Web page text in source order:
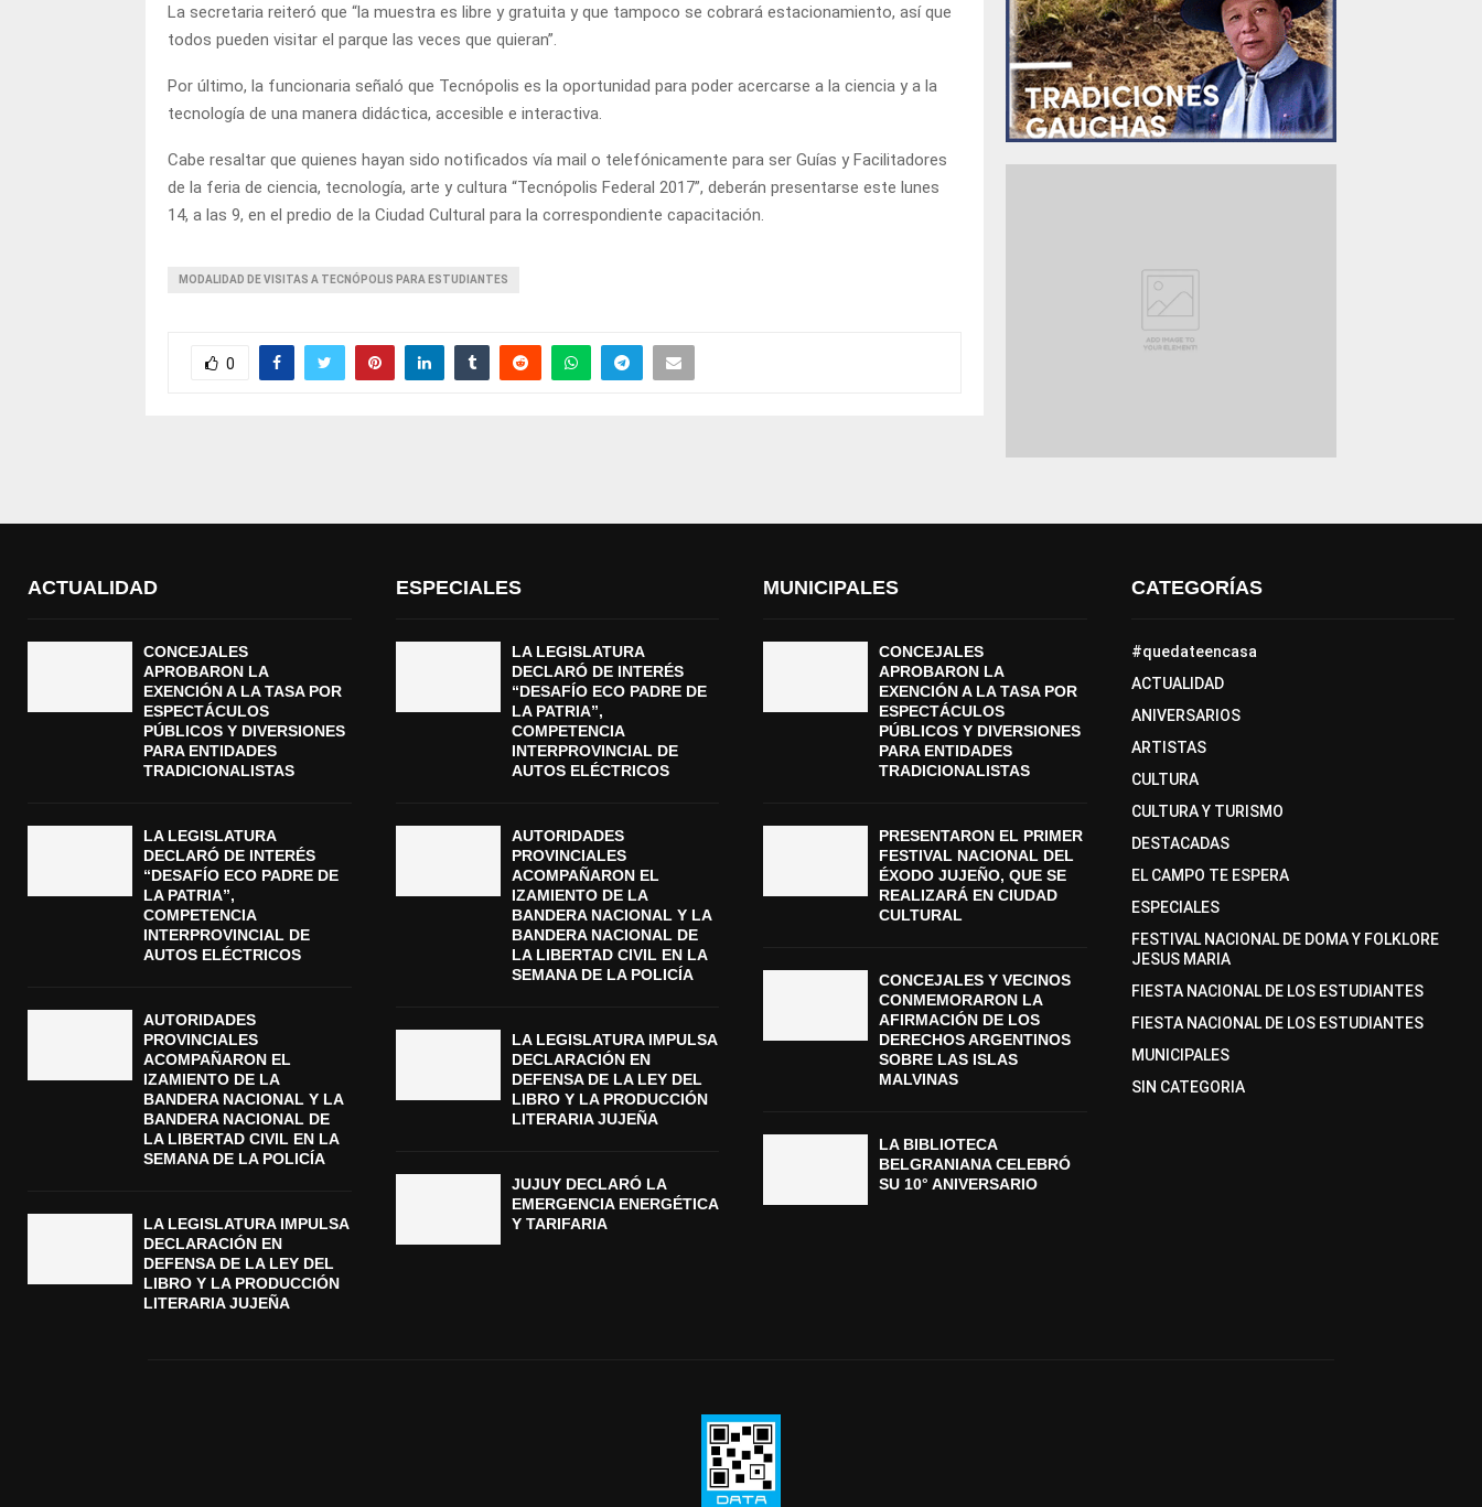
La secretaria reiteró que “la muestra es libre y gratuita y que tampoco se cobrará estacionamiento, así que
todos pueden visitar el parque las veces que quieran”.
Por último, la funcionaria señaló que Tecnópolis es la oportunidad para poder acercarse a la ciencia y a la
tecnología de una manera didáctica, accesible e interactiva.
Cabe resaltar que quienes hayan sido notificados vía mail o telefónicamente para ser Guías y Facilitadores
de la feria de ciencia, tecnología, arte y cultura “Tecnópolis Federal 2017”, deberán presentarse este lunes
14, a las 9, en el predio de la Ciudad Cultural para la correspondiente capacitación.
MODALIDAD DE VISITAS A TECNÓPOLIS PARA ESTUDIANTES
0
ACTUALIDAD
CONCEJALES
APROBARON LA
EXENCIÓN A LA TASA POR
ESPECTÁCULOS
PÚBLICOS Y DIVERSIONES
PARA ENTIDADES
TRADICIONALISTAS
LA LEGISLATURA
DECLARÓ DE INTERÉS
“DESAFÍO ECO PADRE DE
LA PATRIA”,
COMPETENCIA
INTERPROVINCIAL DE
AUTOS ELÉCTRICOS
AUTORIDADES
PROVINCIALES
ACOMPAÑARON EL
IZAMIENTO DE LA
BANDERA NACIONAL Y LA
BANDERA NACIONAL DE
LA LIBERTAD CIVIL EN LA
SEMANA DE LA POLICÍA
LA LEGISLATURA IMPULSA
DECLARACIÓN EN
DEFENSA DE LA LEY DEL
LIBRO Y LA PRODUCCIÓN
LITERARIA JUJEÑA
ESPECIALES
LA LEGISLATURA
DECLARÓ DE INTERÉS
“DESAFÍO ECO PADRE DE
LA PATRIA”,
COMPETENCIA
INTERPROVINCIAL DE
AUTOS ELÉCTRICOS
AUTORIDADES
PROVINCIALES
ACOMPAÑARON EL
IZAMIENTO DE LA
BANDERA NACIONAL Y LA
BANDERA NACIONAL DE
LA LIBERTAD CIVIL EN LA
SEMANA DE LA POLICÍA
LA LEGISLATURA IMPULSA
DECLARACIÓN EN
DEFENSA DE LA LEY DEL
LIBRO Y LA PRODUCCIÓN
LITERARIA JUJEÑA
JUJUY DECLARÓ LA
EMERGENCIA ENERGÉTICA
Y TARIFARIA
MUNICIPALES
CONCEJALES
APROBARON LA
EXENCIÓN A LA TASA POR
ESPECTÁCULOS
PÚBLICOS Y DIVERSIONES
PARA ENTIDADES
TRADICIONALISTAS
PRESENTARON EL PRIMER
FESTIVAL NACIONAL DEL
ÉXODO JUJEÑO, QUE SE
REALIZARÁ EN CIUDAD
CULTURAL
CONCEJALES Y VECINOS
CONMEMORARON LA
AFIRMACIÓN DE LOS
DERECHOS ARGENTINOS
SOBRE LAS ISLAS
MALVINAS
LA BIBLIOTECA
BELGRANIANA CELEBRÓ
SU 10° ANIVERSARIO
CATEGORÍAS
#quedateencasa
ACTUALIDAD
ANIVERSARIOS
ARTISTAS
CULTURA
CULTURA Y TURISMO
DESTACADAS
EL CAMPO TE ESPERA
ESPECIALES
FESTIVAL NACIONAL DE DOMA Y FOLKLORE
JESUS MARIA
FIESTA NACIONAL DE LOS ESTUDIANTES
FIESTA NACIONAL DE LOS ESTUDIANTES
MUNICIPALES
SIN CATEGORIA